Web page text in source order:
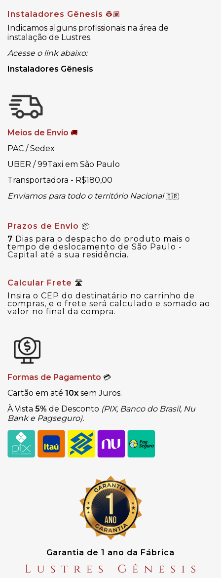
Instaladores Gênesis 👷🏽
Indicamos alguns profissionais na área de
instalação de Lustres.
Acesse o link abaixo:
Instaladores Gênesis
Meios de Envio 🚚
PAC / Sedex
UBER / 99Taxi em São Paulo
Transportadora - R$180,00
Enviamos para todo o território Nacional🇧🇷
Prazos de Envio 📦
7 Dias para o despacho do produto mais o
tempo de deslocamento de São Paulo -
Capital até a sua residência.
Calcular Frete 🛣
Insira o CEP do destinatário no carrinho de
compras, e o frete será calculado e somado ao
valor no final da compra.
Formas de Pagamento 💳
Cartão em até 10x sem Juros.
À Vista 5% de Desconto (PIX, Banco do Brasil, Nu
Bank e Pagseguro).
Garantia de 1 ano da Fábrica